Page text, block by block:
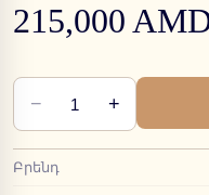
215,000
− 1 +
Բրենդ